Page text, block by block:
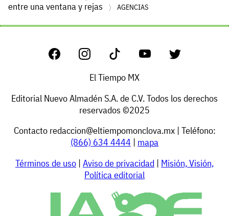
entre una ventana y rejas
AGENCIAS
El Tiempo MX
Editorial Nuevo Almadén S.A. de C.V. Todos los derechos
reservados ©2025
Contacto redaccion@eltiempomonclova.mx| Teléfono:
(866) 634 4444 | mapa
Términos de uso | Aviso de privacidad | Misión, Visión,
Política editorial